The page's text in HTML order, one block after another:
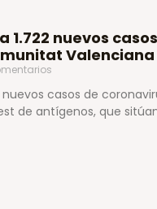
nuevos
Valenciana
casos de
de antígenos, que